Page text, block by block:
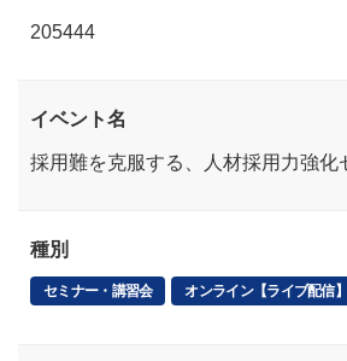
205444
イベント名
採用難を克服する、人材採用力強化
種別
セミナー・講習会 オンライン【ライブ配信】